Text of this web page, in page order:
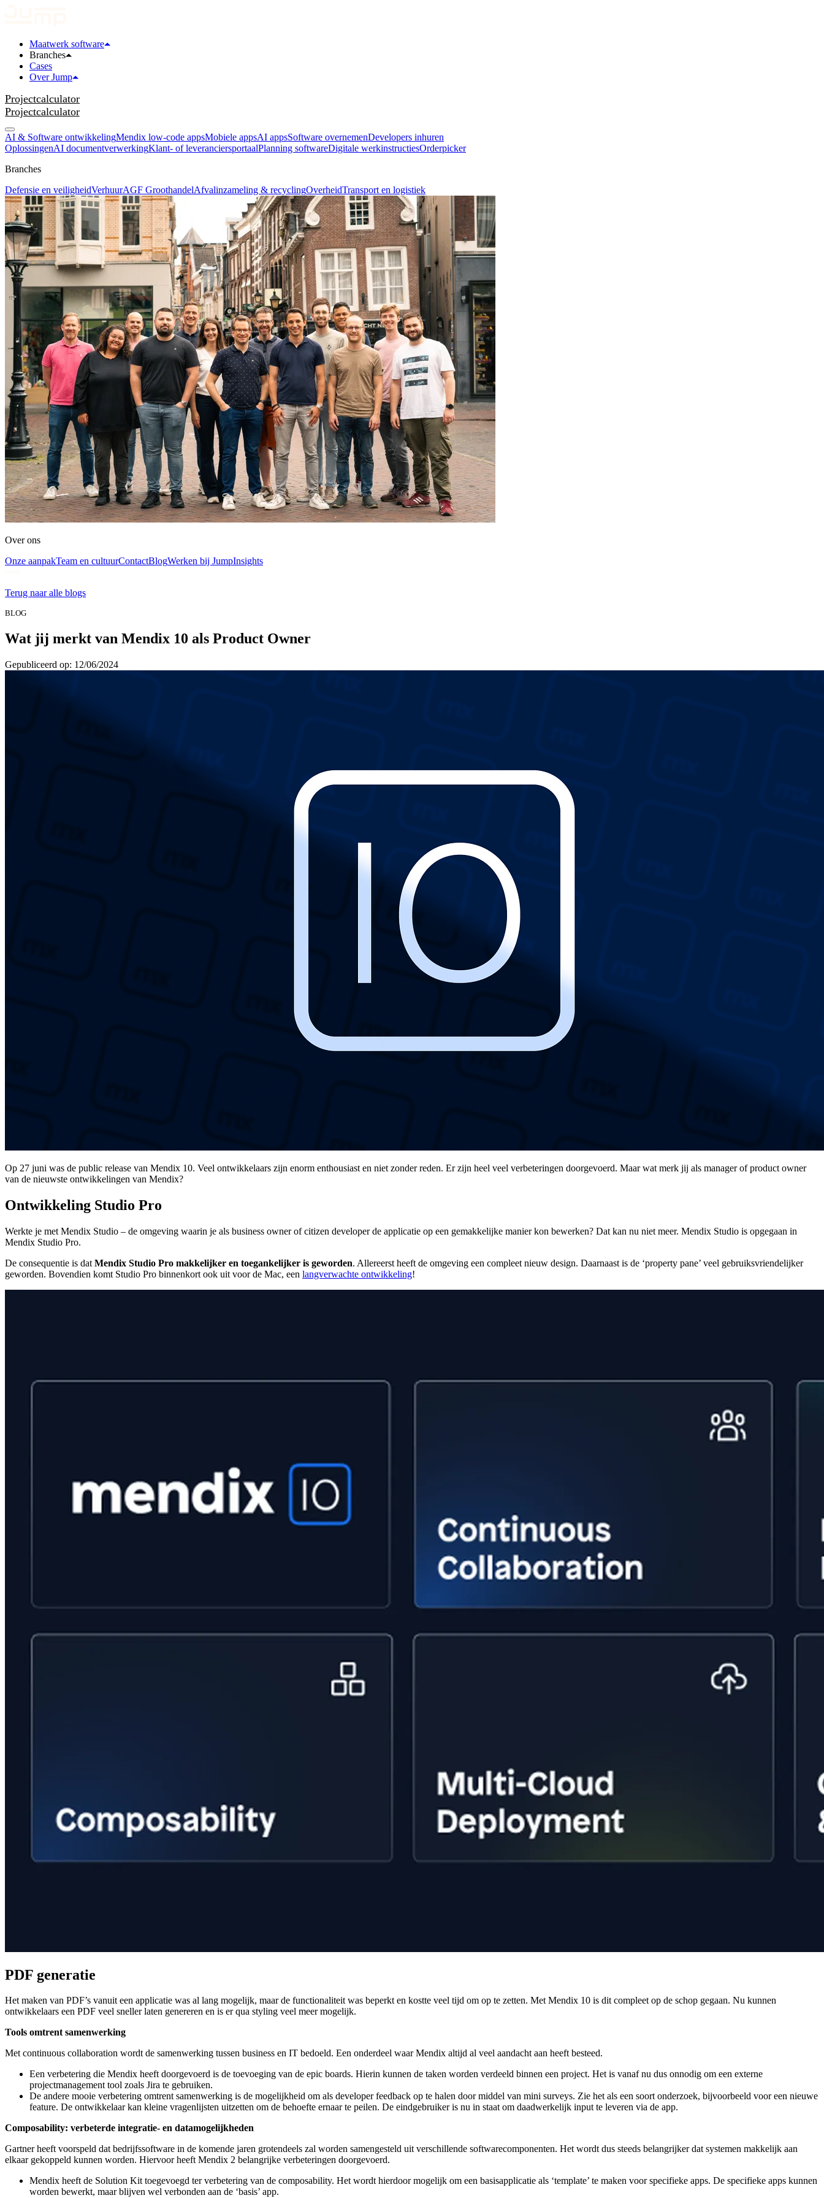
Maatwerk software
Branches
Cases
Over Jump
Projectcalculator
Projectcalculator
AI & Software ontwikkelingMendix low-code appsMobiele appsAI appsSoftware overnemenDevelopers inhuren
OplossingenAI documentverwerkingKlant- of leveranciersportaalPlanning softwareDigitale werkinstructiesOrderpicker
Branches
Defensie en veiligheidVerhuurAGF GroothandelAfvalinzameling & recyclingOverheidTransport en logistiek
Over ons
Onze aanpakTeam en cultuurContactBlogWerken bij JumpInsights
Terug naar alle blogs
BLOG
Wat jij merkt van Mendix 10 als Product Owner
Gepubliceerd op: 12/06/2024
Op 27 juni was de public release van Mendix 10. Veel ontwikkelaars zijn enorm enthousiast en niet zonder reden. Er zijn heel veel verbeteringen doorgevoerd. Maar wat merk jij als manager of product owner
van de nieuwste ontwikkelingen van Mendix?
Ontwikkeling Studio Pro
Werkte je met Mendix Studio – de omgeving waarin je als business owner of citizen developer de applicatie op een gemakkelijke manier kon bewerken? Dat kan nu niet meer. Mendix Studio is opgegaan in
Mendix Studio Pro.
De consequentie is dat Mendix Studio Pro makkelijker en toegankelijker is geworden. Allereerst heeft de omgeving een compleet nieuw design. Daarnaast is de ‘property pane’ veel gebruiksvriendelijker
geworden. Bovendien komt Studio Pro binnenkort ook uit voor de Mac, een langverwachte ontwikkeling!
PDF generatie
Het maken van PDF’s vanuit een applicatie was al lang mogelijk, maar de functionaliteit was beperkt en kostte veel tijd om op te zetten. Met Mendix 10 is dit compleet op de schop gegaan. Nu kunnen
ontwikkelaars een PDF veel sneller laten genereren en is er qua styling veel meer mogelijk.
Tools omtrent samenwerking
Met continuous collaboration wordt de samenwerking tussen business en IT bedoeld. Een onderdeel waar Mendix altijd al veel aandacht aan heeft besteed.
Een verbetering die Mendix heeft doorgevoerd is de toevoeging van de epic boards. Hierin kunnen de taken worden verdeeld binnen een project. Het is vanaf nu dus onnodig om een externe
projectmanagement tool zoals Jira te gebruiken.
De andere mooie verbetering omtrent samenwerking is de mogelijkheid om als developer feedback op te halen door middel van mini surveys. Zie het als een soort onderzoek, bijvoorbeeld voor een nieuwe
feature. De ontwikkelaar kan kleine vragenlijsten uitzetten om de behoefte ernaar te peilen. De eindgebruiker is nu in staat om daadwerkelijk input te leveren via de app.
Composability: verbeterde integratie- en datamogelijkheden
Gartner heeft voorspeld dat bedrijfssoftware in de komende jaren grotendeels zal worden samengesteld uit verschillende softwarecomponenten. Het wordt dus steeds belangrijker dat systemen makkelijk aan
elkaar gekoppeld kunnen worden. Hiervoor heeft Mendix 2 belangrijke verbeteringen doorgevoerd.
Mendix heeft de Solution Kit toegevoegd ter verbetering van de composability. Het wordt hierdoor mogelijk om een basisapplicatie als ‘template’ te maken voor specifieke apps. De specifieke apps kunnen
worden bewerkt, maar blijven wel verbonden aan de ‘basis’ app.